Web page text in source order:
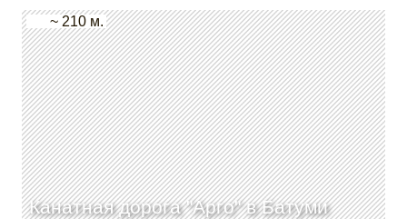
Канатная дорога "Арго" в Батуми
~ 210 м.